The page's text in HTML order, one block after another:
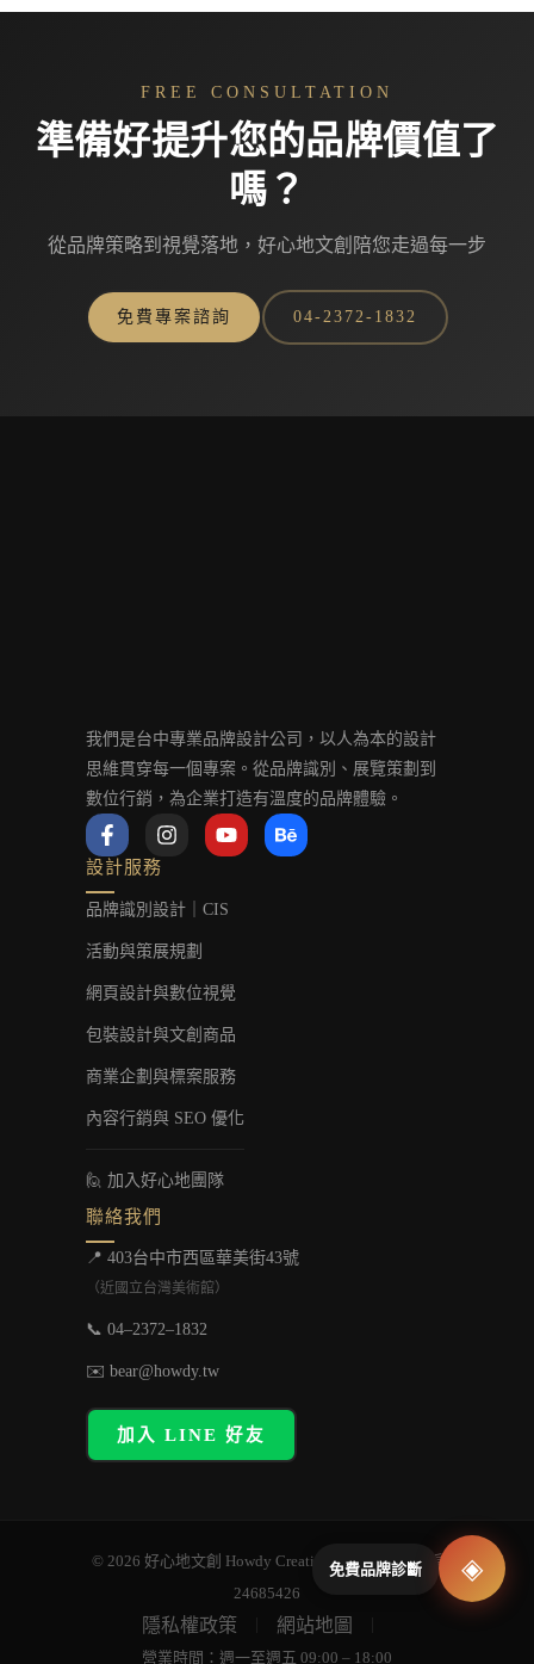
FREE CONSULTATION
準備好提升您的品牌價值了
嗎？
從品牌策略到視覺落地，好心地文創陪您走過每一步
免費專案諮詢 04-2372-1832
我們是台中專業品牌設計公司，以人為本的設計
思維貫穿每一個專案。從品牌識別、展覽策劃到
數位行銷，為企業打造有溫度的品牌體驗。
F
a
c
e
b
o
-
I
n
a
r
m
Y
o
u
B
e
設計服務
品牌識別設計｜CIS
活動與策展規劃
網頁設計與數位視覺
包裝設計與文創商品
商業企劃與標案服務
內容行銷與 SEO 優化
🙋 加入好心地團隊
聯絡我們
📍 403台中市西區華美街43號
（近國立台灣美術館）
📞 04–2372–1832
✉️ bear@howdy.tw
加入 LINE 好友
© 2026 好心地文創 Howdy Creative Co., Ltd. ｜ 統編
24685426
隱私權政策 網站地圖
營業時間：週一至週五 09:00 – 18:00
免費品牌診斷 ◈